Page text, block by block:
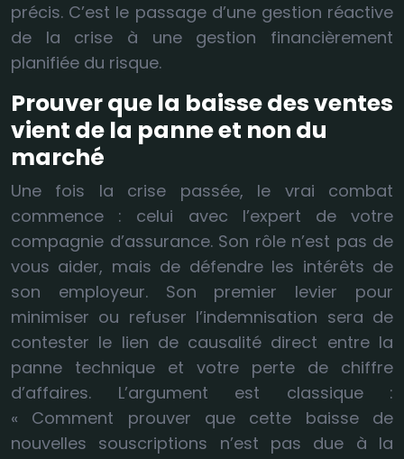
précis. C’est le passage d’une gestion réactive
de la crise à une gestion financièrement
planifiée du risque.
Prouver que la baisse des ventes
vient de la panne et non du
marché
Une fois la crise passée, le vrai combat
commence : celui avec l’expert de votre
compagnie d’assurance. Son rôle n’est pas de
vous aider, mais de défendre les intérêts de
son employeur. Son premier levier pour
minimiser ou refuser l’indemnisation sera de
contester le lien de causalité direct entre la
panne technique et votre perte de chiffre
d’affaires. L’argument est classique :
« Comment prouver que cette baisse de
nouvelles souscriptions n’est pas due à la